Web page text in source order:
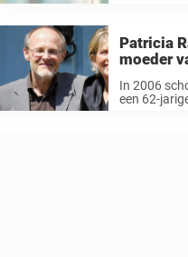
Patricia
moeder
In 2006
een 62-